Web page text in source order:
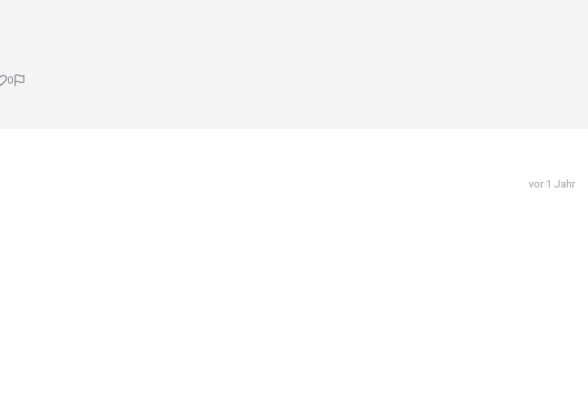
0
vor 1 Jahr